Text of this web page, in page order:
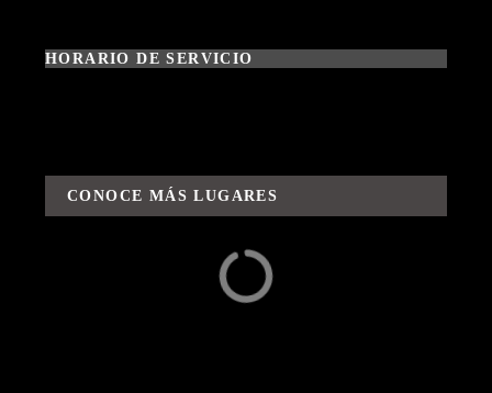
HORARIO DE SERVICIO
CONOCE MÁS LUGARES